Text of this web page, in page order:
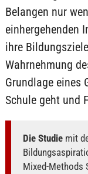
Belangen nur
einhergehenden
ihre
Wahrnehmung
Grundlage eines
Schule geht und
Die Studiemit
Mixed-Methods